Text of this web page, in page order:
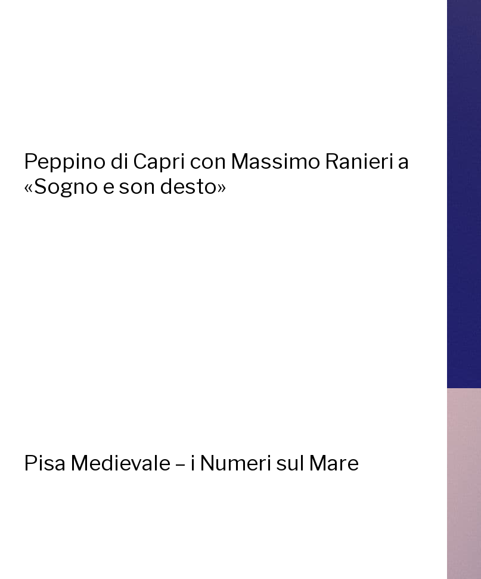
Peppino di Capri con Massimo Ranieri a
«Sogno e son desto»
Pisa Medievale – i Numeri sul Mare